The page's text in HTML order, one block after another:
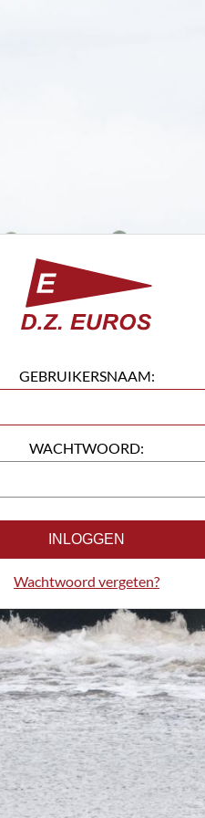
GEBRUIKERSNAAM:
WACHTWOORD:
INLOGGEN
Wachtwoord vergeten?